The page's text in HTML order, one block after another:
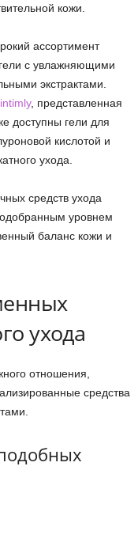
кожи.
ассортимент
с увлажняющими
экстрактами.
intimly, представленная
доступны гели для
кислотой и
ухода.
средств ухода
уровнем
баланс кожи и
ухода
отношения,
средства